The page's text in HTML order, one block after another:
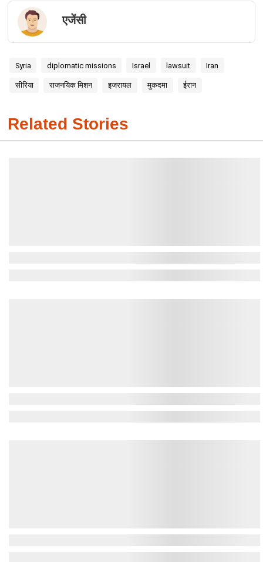
एजेंसी
Syria diplomatic missions Israel lawsuit Iran
सीरिया राजनयिक मिशन इजरायल मुकदमा ईरान
Related Stories